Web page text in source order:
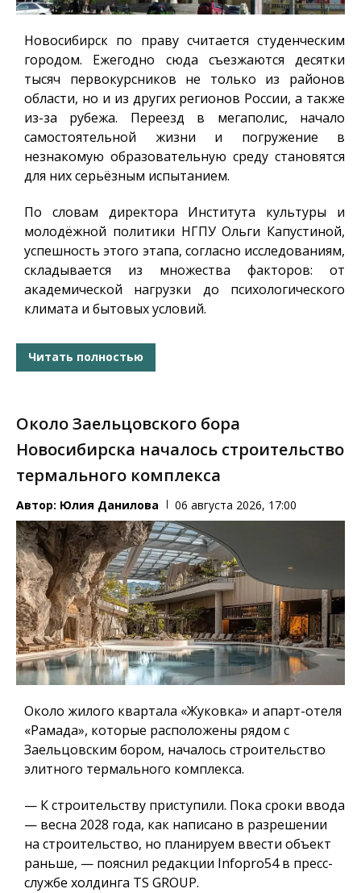
Новосибирск по праву считается студенческим
городом. Ежегодно сюда съезжаются десятки
тысяч первокурсников не только из районов
области, но и из других регионов России, а также
из-за рубежа. Переезд в мегаполис, начало
самостоятельной жизни и погружение в
незнакомую образовательную среду становятся
для них серьёзным испытанием.
По словам директора Института культуры и
молодёжной политики НГПУ Ольги Капустиной,
успешность этого этапа, согласно исследованиям,
складывается из множества факторов: от
академической нагрузки до психологического
климата и бытовых условий.
Читать полностью
Около Заельцовского бора
Новосибирска началось строительство
термального комплекса
Автор: Юлия Данилова 06 августа 2026, 17:00
Около жилого квартала «Жуковка» и апарт-отеля
«Рамада», которые расположены рядом с
Заельцовским бором, началось строительство
элитного термального комплекса.
— К строительству приступили. Пока сроки ввода
— весна 2028 года, как написано в разрешении
на строительство, но планируем ввести объект
раньше, — пояснил редакции Infopro54 в пресс-
службе холдинга TS GROUP.